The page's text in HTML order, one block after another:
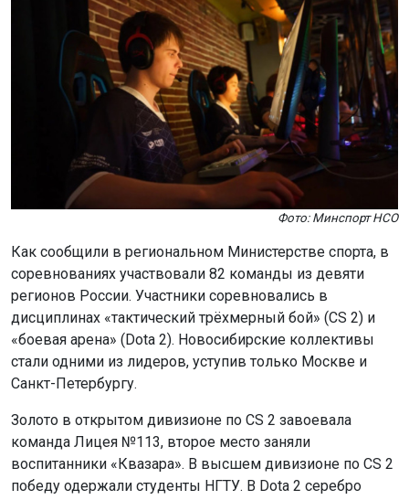
Фото: Минспорт НСО
Как сообщили в региональном Министерстве спорта, в
соревнованиях участвовали 82 команды из девяти
регионов России. Участники соревновались в
дисциплинах «тактический трёхмерный бой» (CS 2) и
«боевая арена» (Dota 2). Новосибирские коллективы
стали одними из лидеров, уступив только Москве и
Санкт-Петербургу.
Золото в открытом дивизионе по CS 2 завоевала
команда Лицея №113, второе место заняли
воспитанники «Квазара». В высшем дивизионе по CS 2
победу одержали студенты НГТУ. В Dota 2 серебро